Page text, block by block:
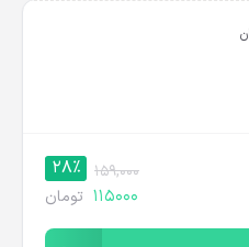
159,000
28%
115000 تومان